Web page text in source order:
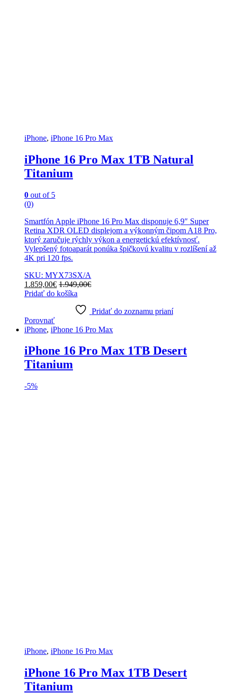
iPhone, iPhone 16 Pro Max
iPhone 16 Pro Max 1TB Natural
Titanium
0 out of 5
(0)
Smartfón Apple iPhone 16 Pro Max disponuje 6,9″ Super
Retina XDR OLED displejom a výkonným čipom A18 Pro,
ktorý zaručuje rýchly výkon a energetickú efektívnosť.
Vylepšený fotoaparát ponúka špičkovú kvalitu v rozlíšení až
4K pri 120 fps.
SKU: MYX73SX/A
1.859,00€ 1.949,00€
Pridať do košíka
Pridať do zoznamu prianí
Porovnať
iPhone, iPhone 16 Pro Max
iPhone 16 Pro Max 1TB Desert
Titanium
-5%
iPhone, iPhone 16 Pro Max
iPhone 16 Pro Max 1TB Desert
Titanium